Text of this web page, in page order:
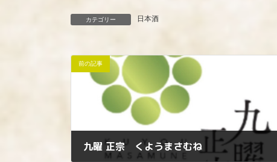
カテゴリー 日本酒
前の記事
九曜 正宗 くようまさむね